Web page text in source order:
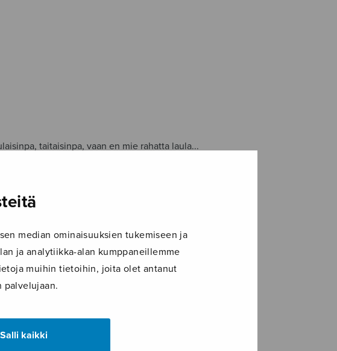
median ominaisuuksien tukemiseen ja
ja analytiikka-alan kumppaneillemme
muihin tietoihin, joita olet antanut
palvelujaan.
Salli kaikki
taitaisinpa, vaan en mie rahatta laula...